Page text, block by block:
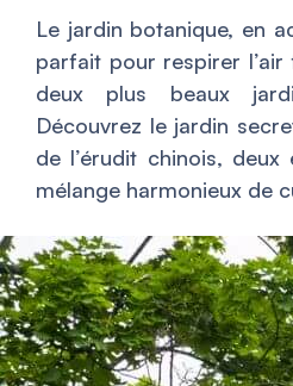
Le jardin botanique, en
parfait pour respirer
deux plus beaux
Découvrez le jardin
de l’érudit chinois,
mélange harmonieux de